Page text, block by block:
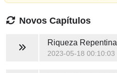
Novos Capítulos
Riqueza Repentina
2023-05-18 00:10:03